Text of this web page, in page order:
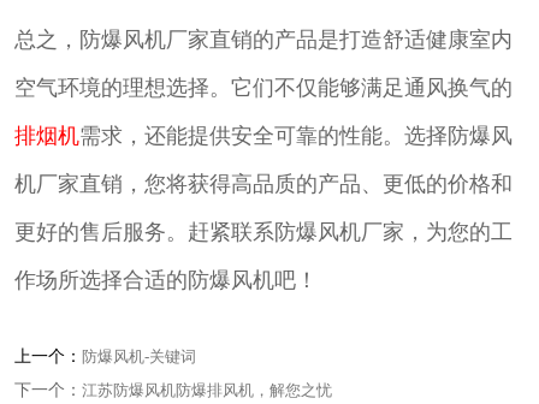
总之，防爆风机厂家直销的产品是打造舒适健康室内
空气环境的理想选择。它们不仅能够满足通风换气的
排烟机需求，还能提供安全可靠的性能。选择防爆风
机厂家直销，您将获得高品质的产品、更低的价格和
更好的售后服务。赶紧联系防爆风机厂家，为您的工
作场所选择合适的防爆风机吧！
上一个： 防爆风机-关键词
下一个： 江苏防爆风机防爆排风机，解您之忧